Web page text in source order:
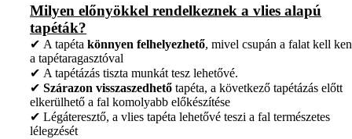
Milyen előnyökkel rendelkeznek a vlies alapú
tapéták?
✔ A tapéta könnyen felhelyezhető, mivel csupán a falat kell
a tapétaragasztóval
✔ A tapétázás tiszta munkát tesz lehetővé.
✔ Szárazon visszaszedhető tapéta, a következő tapétázás előtt
elkerülhető a fal komolyabb előkészítése
✔ Légáteresztő, a vlies tapéta lehetővé teszi a fal természetes
lélegzését